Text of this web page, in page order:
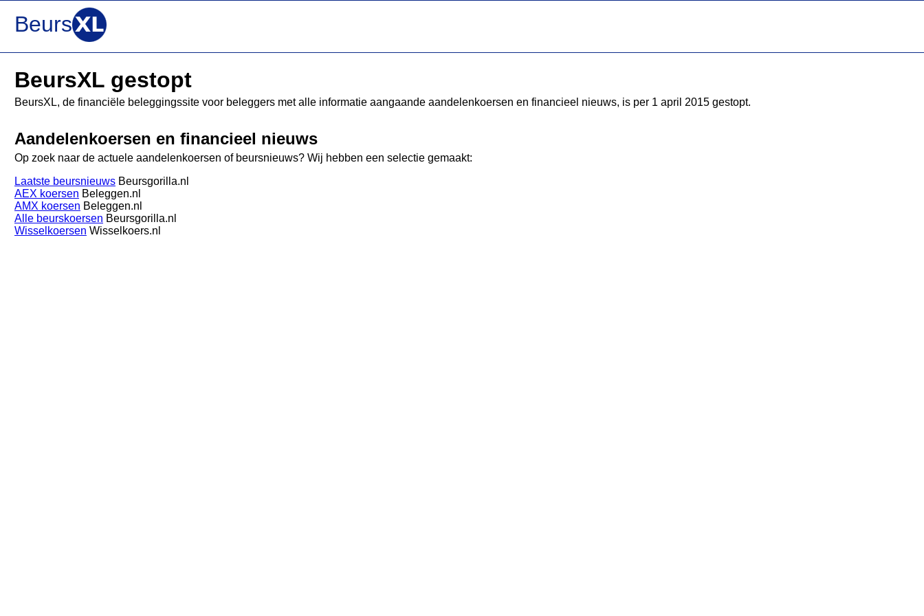
Beurs
BeursXL gestopt
BeursXL, de financiële beleggingssite voor beleggers met alle informatie aangaande aandelenkoersen en financieel nieuws, is per 1 april 2015 gestopt.
Aandelenkoersen en financieel nieuws
Op zoek naar de actuele aandelenkoersen of beursnieuws? Wij hebben een selectie gemaakt:
Laatste beursnieuws Beursgorilla.nl
AEX koersen Beleggen.nl
AMX koersen Beleggen.nl
Alle beurskoersen Beursgorilla.nl
Wisselkoersen Wisselkoers.nl